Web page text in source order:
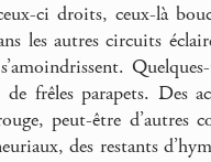
ci droits, ceux-là
les autres circuits
frêles parapets. Des
peut-être d’autres
des restants